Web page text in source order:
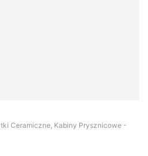
Ceramiczne, Kabiny Prysznicowe -